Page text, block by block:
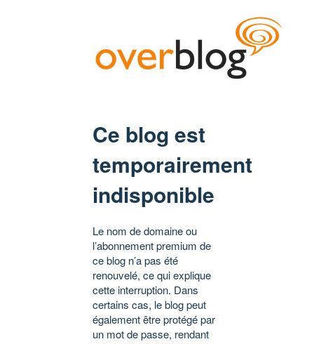
Ce blog est
temporairement
indisponible
Le nom de domaine ou
l’abonnement premium de
ce blog n’a pas été
renouvelé, ce qui explique
cette interruption. Dans
certains cas, le blog peut
également être protégé par
un mot de passe, rendant